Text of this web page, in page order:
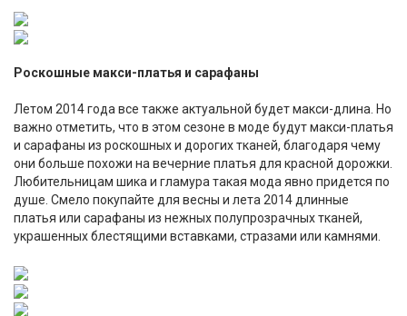
Роскошные макси-платья и сарафаны
Летом 2014 года все также актуальной будет макси-длина. Но
важно отметить, что в этом сезоне в моде будут макси-платья
и сарафаны из роскошных и дорогих тканей, благодаря чему
они больше похожи на вечерние платья для красной дорожки.
Любительницам шика и гламура такая мода явно придется по
душе. Смело покупайте для весны и лета 2014 длинные
платья или сарафаны из нежных полупрозрачных тканей,
украшенных блестящими вставками, стразами или камнями.